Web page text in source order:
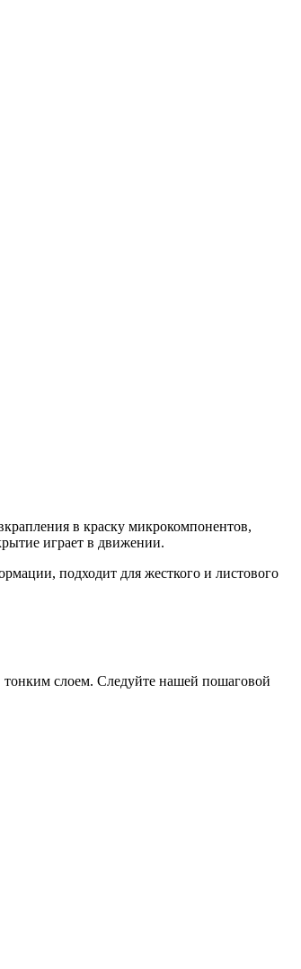
в краску микрокомпонентов,
играет в движении.
подходит для жесткого и листового
тонким слоем. Следуйте нашей пошаговой